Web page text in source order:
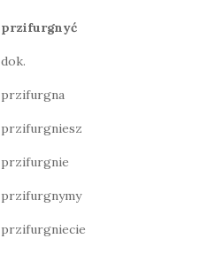
przifurgnyć
dok.
przifurgna
przifurgniesz
przifurgnie
przifurgnymy
przifurgniecie